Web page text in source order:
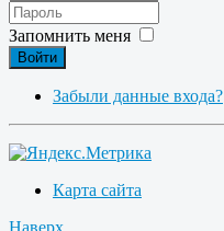
Запомнить меня
Войти
Забыли данные входа?
Карта сайта